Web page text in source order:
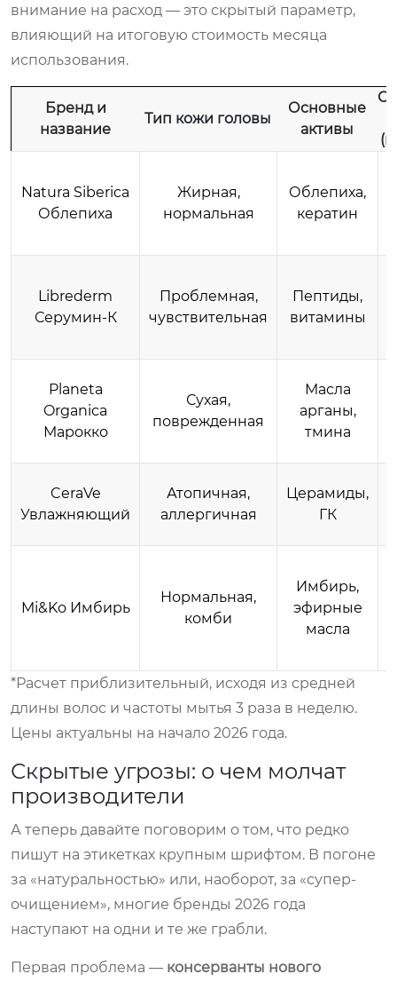
внимание на расход — это скрытый параметр,
влияющий на итоговую стоимость месяца
использования.
Бренд и
название
Тип кожи головы
Основные
активы
Natura Siberica
Облепиха
Жирная,
нормальная
Облепиха,
кератин
Librederm
Серумин-К
Проблемная,
чувствительная
Пептиды,
витамины
Planeta
Organica
Марокко
Сухая,
поврежденная
Масла
арганы,
тмина
CeraVe
Увлажняющий
Атопичная,
аллергичная
Церамиды,
ГК
Mi&Ko Имбирь
Нормальная,
комби
Имбирь,
эфирные
масла
*Расчет приблизительный, исходя из средней
длины волос и частоты мытья 3 раза в неделю.
Цены актуальны на начало 2026 года.
Скрытые угрозы: о чем молчат
производители
А теперь давайте поговорим о том, что редко
пишут на этикетках крупным шрифтом. В погоне
за «натуральностью» или, наоборот, за «супер-
очищением», многие бренды 2026 года
наступают на одни и те же грабли.
Первая проблема — консерванты нового